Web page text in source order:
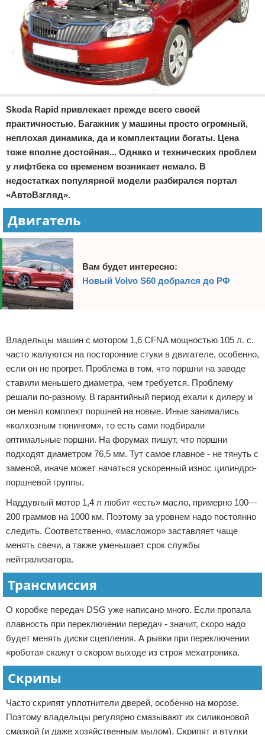
Skoda Rapid привлекает прежде всего своей
практичностью. Багажник у машины просто огромный,
неплохая динамика, да и комплектации богаты. Цена
тоже вполне достойная... Однако и технических проблем
у лифтбека со временем возникает немало. В
недостатках популярной модели разбирался портал
«АвтоВзгляд».
Двигатель
Вам будет интересно:
Новый Volvo S60 добрался до РФ
Владельцы машин с мотором 1,6 CFNA мощностью 105 л. с.
часто жалуются на посторонние стуки в двигателе, особенно,
если он не прогрет. Проблема в том, что поршни на заводе
ставили меньшего диаметра, чем требуется. Проблему
решали по-разному. В гарантийный период ехали к дилеру и
он менял комплект поршней на новые. Иные занимались
«колхозным тюнингом», то есть сами подбирали
оптимальные поршни. На форумах пишут, что поршни
подходят диаметром 76,5 мм. Тут самое главное - не тянуть с
заменой, иначе может начаться ускоренный износ цилиндро-
поршневой группы.
Наддувный мотор 1,4 л любит «есть» масло, примерно 100—
200 граммов на 1000 км. Поэтому за уровнем надо постоянно
следить. Соответственно, «масложор» заставляет чаще
менять свечи, а также уменьшает срок службы
нейтрализатора.
Трансмиссия
О коробке передач DSG уже написано много. Если пропала
плавность при переключении передач - значит, скоро надо
будет менять диски сцепления. А рывки при переключении
«робота» скажут о скором выходе из строя мехатроника.
Скрипы
Часто скрипят уплотнители дверей, особенно на морозе.
Поэтому владельцы регулярно смазывают их силиконовой
смазкой (и даже хозяйственным мылом). Скрипят и втулки